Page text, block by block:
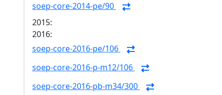
soep-core-2014-pe/90
2015:
2016:
soep-core-2016-pe/106
soep-core-2016-p-m12/106
soep-core-2016-pb-m34/300